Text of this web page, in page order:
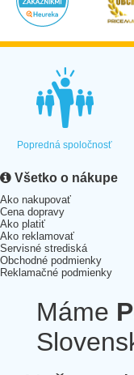
Popredná spoločnosť
Všetko o nákupe
Ako nakupovať
Cena dopravy
Ako platiť
Ako reklamovať
Servisné strediská
Obchodné podmienky
Reklamačné podmienky
Máme